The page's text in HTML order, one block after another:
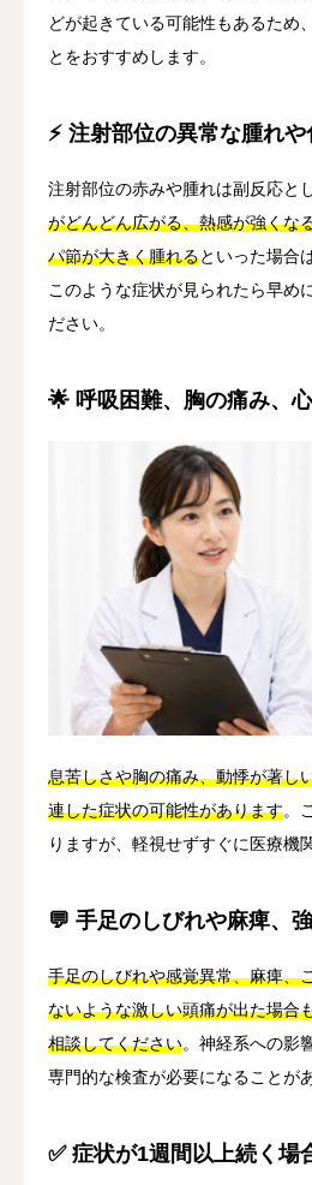
どが起きている可能性もあるため
とをおすすめします。
⚡ 注射部位の異常な腫れや
注射部位の赤みや腫れは副反応と
がどんどん広がる、熱感が強くな
パ節が大きく腫れるといった場合
このような症状が見られたら早め
ださい。
🌟 呼吸困難、胸の痛み、
息苦しさや胸の痛み、動悸が著し
連した症状の可能性があります。
りますが、軽視せずすぐに医療機
💬 手足のしびれや麻痺、
手足のしびれや感覚異常、麻痺、
ないような激しい頭痛が出た場合
相談してください。神経系への影
専門的な検査が必要になることが
✅ 症状が1週間以上続く場